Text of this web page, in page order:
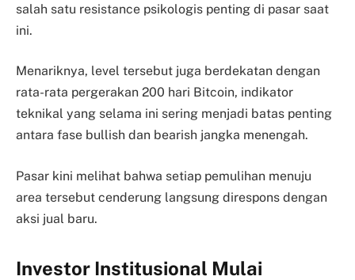
salah satu resistance psikologis penting di pasar saat
ini.
Menariknya, level tersebut juga berdekatan dengan
rata-rata pergerakan 200 hari Bitcoin, indikator
teknikal yang selama ini sering menjadi batas penting
antara fase bullish dan bearish jangka menengah.
Pasar kini melihat bahwa setiap pemulihan menuju
area tersebut cenderung langsung direspons dengan
aksi jual baru.
Investor Institusional Mulai